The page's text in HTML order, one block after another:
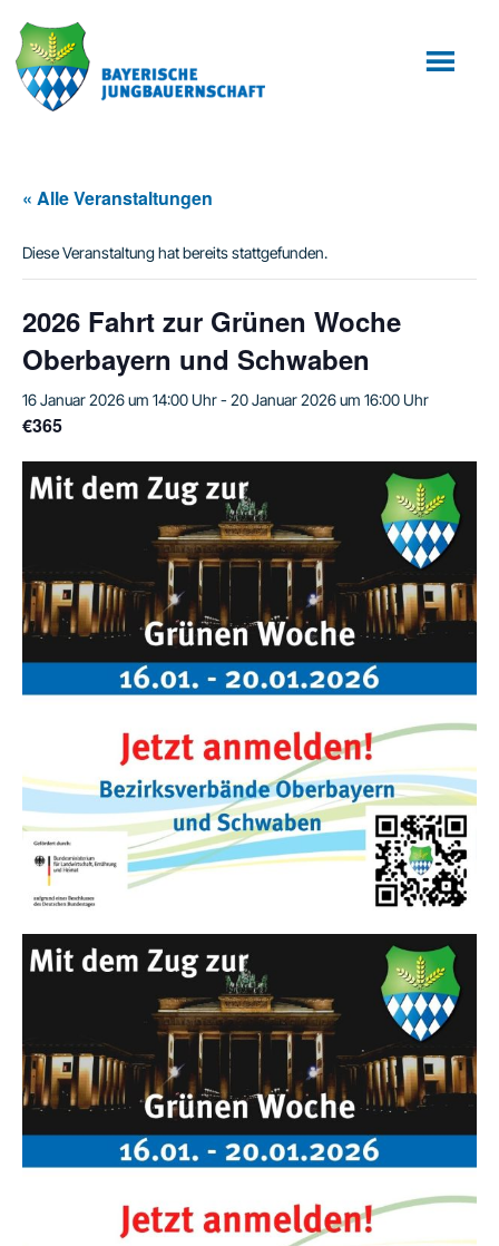
Inhalt
springen
Fußzeile
springen
« Alle Veranstaltungen
Diese Veranstaltung hat bereits stattgefunden.
2026 Fahrt zur Grünen Woche
Oberbayern und Schwaben
16 Januar 2026 um 14:00 Uhr-20 Januar 2026 um 16:00 Uhr
€365